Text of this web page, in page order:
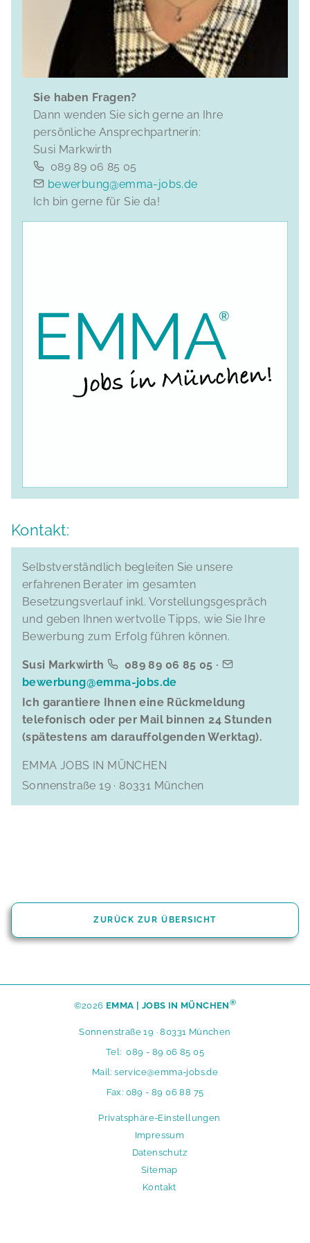
Sie haben Fragen?
Dann wenden Sie sich gerne an Ihre
persönliche Ansprechpartnerin:
Susi Markwirth
089 89 06 85 05
bewerbung@emma-jobs.de
Ich bin gerne für Sie da!
Kontakt:
Selbstverständlich begleiten Sie unsere
erfahrenen Berater im gesamten
Besetzungsverlauf inkl. Vorstellungsgespräch
und geben Ihnen wertvolle Tipps, wie Sie Ihre
Bewerbung zum Erfolg führen können.
Susi Markwirth
089 89 06 85 05 ·
bewerbung@emma-jobs.de
Ich garantiere Ihnen eine Rückmeldung
telefonisch oder per Mail binnen 24 Stunden
(spätestens am darauffolgenden Werktag).
EMMA JOBS IN MÜNCHEN
Sonnenstraße 19 · 80331 München
ZURÜCK ZUR ÜBERSICHT
©2026 EMMA | JOBS IN MÜNCHEN®
Sonnenstraße 19 · 80331 München
Tel:089 - 89 06 85 05
Mail:service@emma-jobs.de
Fax: 089 - 89 06 88 75
N
a
v
i
g
Privatsphäre-Einstellungen
Impressum
Datenschutz
Sitemap
Kontakt